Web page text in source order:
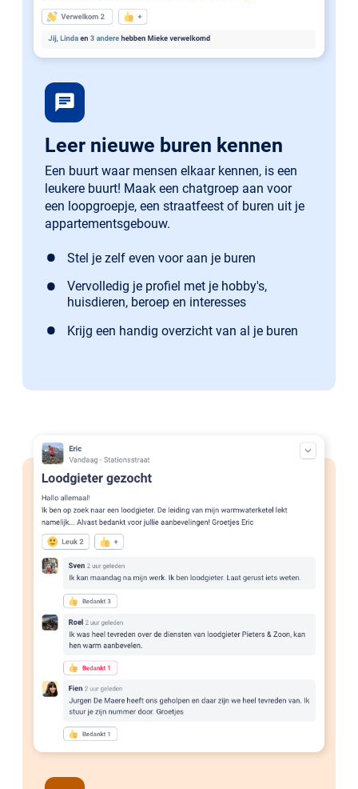
chat
Leer nieuwe buren kennen
Een buurt waar mensen elkaar kennen, is een
leukere buurt! Maak een chatgroep aan voor
een loopgroepje, een straatfeest of buren uit je
appartementsgebouw.
Stel je zelf even voor aan je buren
Vervolledig je profiel met je hobby's,
huisdieren, beroep en interesses
Krijg een handig overzicht van al je buren